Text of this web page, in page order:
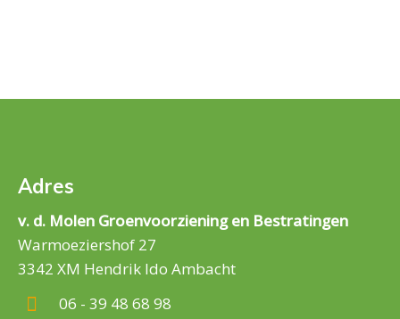
Adres
v. d. Molen Groenvoorziening en Bestratingen
Warmoeziershof 27
3342 XM Hendrik Ido Ambacht
06 - 39 48 68 98